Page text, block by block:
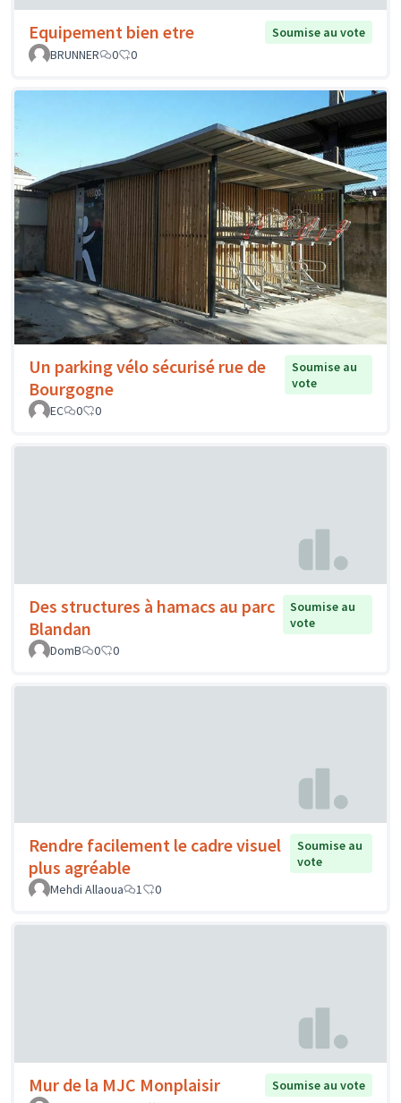
Equipement bien etre
Soumise au vote
BRUNNER
0 0
Un parking vélo sécurisé rue de
Bourgogne
Soumise au
vote
EC
0 0
Des structures à hamacs au parc
Blandan
Soumise au
vote
DomB
0 0
Rendre facilement le cadre visuel
plus agréable
Soumise au
vote
Mehdi Allaoua
1 0
Mur de la MJC Monplaisir
Soumise au vote